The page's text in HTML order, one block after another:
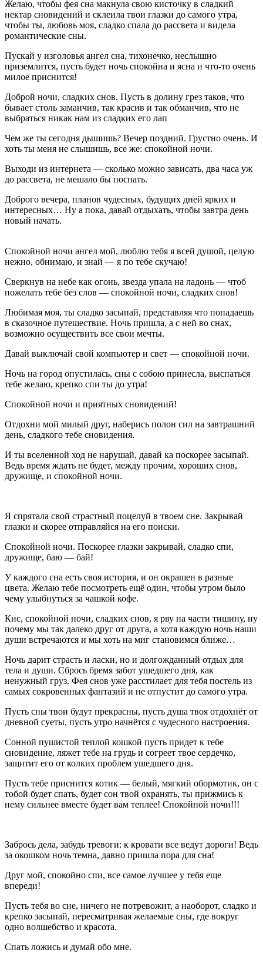
Желаю, чтобы фея сна макнула свою кисточку в сладкий
нектар сновидений и склеила твои глазки до самого утра,
чтобы ты, любовь моя, сладко спала до рассвета и видела
романтические сны.
Пускай у изголовья ангел сна, тихонечко, неслышно
приземлится, пусть будет ночь спокойна и ясна и что-то очень
милое приснится!
Доброй ночи, сладких снов. Пусть в долину грез таков, что
бывает столь заманчив, так красив и так обманчив, что не
выбраться никак нам из сладких его лап
Чем же ты сегодня дышишь? Вечер поздний. Грустно очень. И
хоть ты меня не слышишь, все же: спокойной ночи.
Выходи из интернета — сколько можно зависать, два часа уж
до рассвета, не мешало бы поспать.
Доброго вечера, планов чудесных, будущих дней ярких и
интересных… Ну а пока, давай отдыхать, чтобы завтра день
новый начать.
Спокойной ночи ангел мой, люблю тебя я всей душой, целую
нежно, обнимаю, и знай — я по тебе скучаю!
Сверкнув на небе как огонь, звезда упала на ладонь — чтоб
пожелать тебе без слов — спокойной ночи, сладких снов!
Любимая моя, ты сладко засыпай, представляя что попадаешь
в сказочное путешествие. Ночь пришла, а с ней во снах,
возможно осуществить все свои мечты.
Давай выключай свой компьютер и свет — спокойной ночи.
Ночь на город опустилась, сны с собою принесла, выспаться
тебе желаю, крепко спи ты до утра!
Спокойной ночи и приятных сновидений!
Отдохни мой милый друг, наберись полон сил на завтрашний
день, сладкого тебе сновидения.
И ты вселенной ход не нарушай, давай ка поскорее засыпай.
Ведь время ждать не будет, между прочим, хороших снов,
дружище, и спокойной ночи.
Я спрятала свой страстный поцелуй в твоем сне. Закрывай
глазки и скорее отправляйся на его поиски.
Спокойной ночи. Поскорее глазки закрывай, сладко спи,
дружище, баю — бай!
У каждого сна есть своя история, и он окрашен в разные
цвета. Желаю тебе посмотреть ещё один, чтобы утром было
чему улыбнуться за чашкой кофе.
Кис, спокойной ночи, сладких снов, я рву на части тишину, ну
почему мы так далеко друг от друга, а хотя каждую ночь наши
души встречаются и мы хоть на миг становимся ближе…
Ночь дарит страсть и ласки, но и долгожданный отдых для
тела и души. Сбрось бремя забот ушедшего дня, как
ненужный груз. Фея снов уже расстилает для тебя постель из
самых сокровенных фантазий и не отпустит до самого утра.
Пусть сны твои будут прекрасны, пусть душа твоя отдохнёт от
дневной суеты, пусть утро начнётся с чудесного настроения.
Сонной пушистой теплой кошкой пусть придет к тебе
сновидение, ляжет тебе на грудь и согреет твое сердечко,
защитит его от колких проблем ушедшего дня.
Пусть тебе приснится котик — белый, мягкий обормотик, он с
тобой будет спать, будет сон твой охранять, ты прижмись к
нему сильнее вместе будет вам теплее! Спокойной ночи!!!
Забрось дела, забудь тревоги: к кровати все ведут дороги! Ведь
за окошком ночь темна, давно пришла пора для сна!
Друг мой, спокойно спи, все самое лучшее у тебя еще
впереди!
Пусть тебя во сне, ничего не потревожит, а наоборот, сладко и
крепко засыпай, пересматривая желаемые сны, где вокруг
одно волшебство и красота.
Спать ложись и думай обо мне.